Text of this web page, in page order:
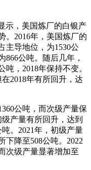
示，美国炼厂的白银产
。2016年，美国炼厂的
主导地位，为1530公
866公吨。随后几年，
吨，2018年保持不变。
2018年有所回升，达
公吨，而次级产量保
产量有所回升，达到
。2021年，初级产量
下降至508公吨。2022
次级产量显著增加至